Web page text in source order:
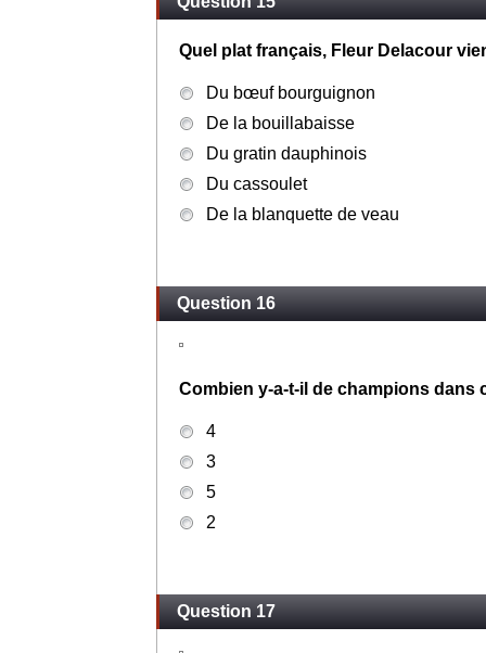
Quel plat français, Fleur Delacour
Du bœuf bourguignon
De la bouillabaisse
Du gratin dauphinois
Du cassoulet
De la blanquette de veau
Question 16
Combien y-a-t-il de champions dans
4
3
5
2
Question 17